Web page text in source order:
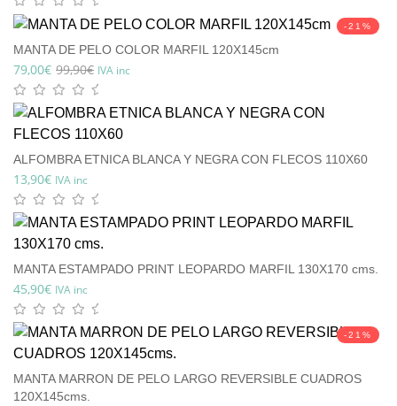
-21%
MANTA DE PELO COLOR MARFIL 120X145cm
99,90€
79,00€ IVA inc
ALFOMBRA ETNICA BLANCA Y NEGRA CON FLECOS 110X60
13,90€ IVA inc
MANTA ESTAMPADO PRINT LEOPARDO MARFIL 130X170 cms.
45,90€ IVA inc
-21%
MANTA MARRON DE PELO LARGO REVERSIBLE CUADROS
120X145cms.